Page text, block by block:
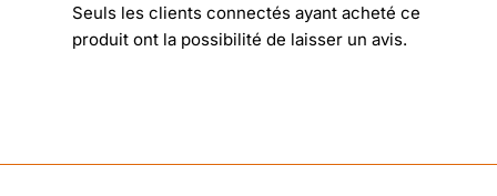
Seuls les clients connectés ayant acheté ce
produit ont la possibilité de laisser un avis.